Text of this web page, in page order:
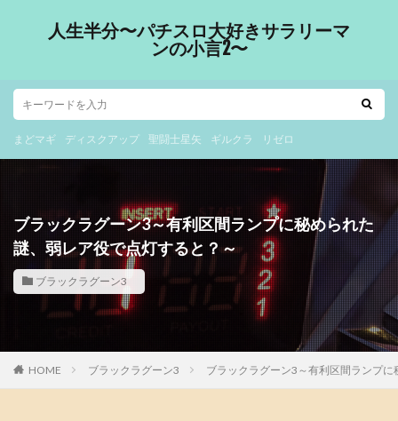
人生半分〜パチスロ大好きサラリーマ
ンの小言2〜
まどマギ ディスクアップ 聖闘士星矢 ギルクラ リゼロ
ブラックラグーン3～有利区間ランプに秘められた
謎、弱レア役で点灯すると？～
ブラックラグーン3
HOME ブラックラグーン3 ブラックラグーン3～有利区間ランプ